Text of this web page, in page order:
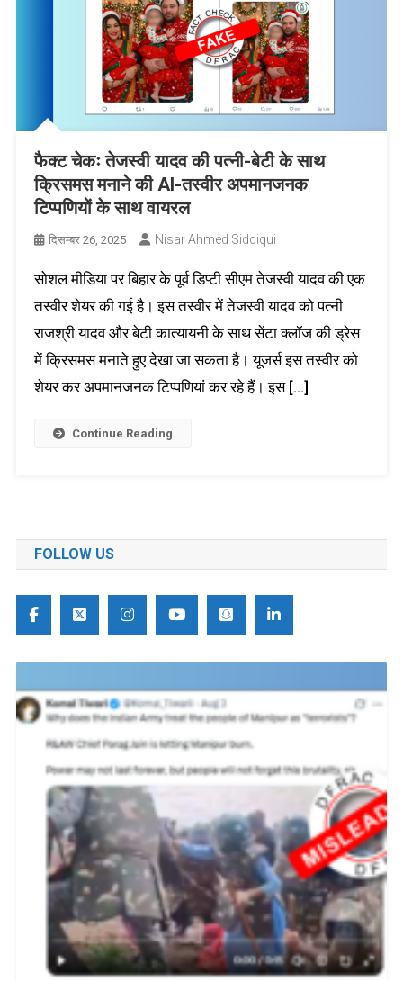
फैक्ट चेकः तेजस्वी यादव की पत्नी-बेटी के साथ
क्रिसमस मनाने की AI-तस्वीर अपमानजनक
टिप्पणियों के साथ वायरल
दिसम्बर 26, 2025 Nisar Ahmed Siddiqui
सोशल मीडिया पर बिहार के पूर्व डिप्टी सीएम तेजस्वी यादव की एक
तस्वीर शेयर की गई है। इस तस्वीर में तेजस्वी यादव को पत्नी
राजश्री यादव और बेटी कात्यायनी के साथ सेंटा क्लॉज की ड्रेस
में क्रिसमस मनाते हुए देखा जा सकता है। यूजर्स इस तस्वीर को
शेयर कर अपमानजनक टिप्पणियां कर रहे हैं। इस […]
Continue Reading
FOLLOW US